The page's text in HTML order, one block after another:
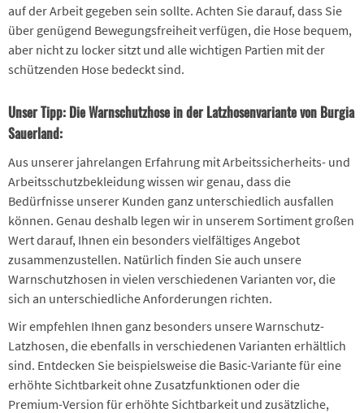
auf der Arbeit gegeben sein sollte. Achten Sie darauf, dass Sie
über genügend Bewegungsfreiheit verfügen, die Hose bequem,
aber nicht zu locker sitzt und alle wichtigen Partien mit der
schützenden Hose bedeckt sind.
Unser Tipp: Die Warnschutzhose in der Latzhosenvariante von Burgia
Sauerland:
Aus unserer jahrelangen Erfahrung mit Arbeitssicherheits- und
Arbeitsschutzbekleidung wissen wir genau, dass die
Bedürfnisse unserer Kunden ganz unterschiedlich ausfallen
können. Genau deshalb legen wir in unserem Sortiment großen
Wert darauf, Ihnen ein besonders vielfältiges Angebot
zusammenzustellen. Natürlich finden Sie auch unsere
Warnschutzhosen in vielen verschiedenen Varianten vor, die
sich an unterschiedliche Anforderungen richten.
Wir empfehlen Ihnen ganz besonders unsere Warnschutz-
Latzhosen, die ebenfalls in verschiedenen Varianten erhältlich
sind. Entdecken Sie beispielsweise die Basic-Variante für eine
erhöhte Sichtbarkeit ohne Zusatzfunktionen oder die
Premium-Version für erhöhte Sichtbarkeit und zusätzliche,